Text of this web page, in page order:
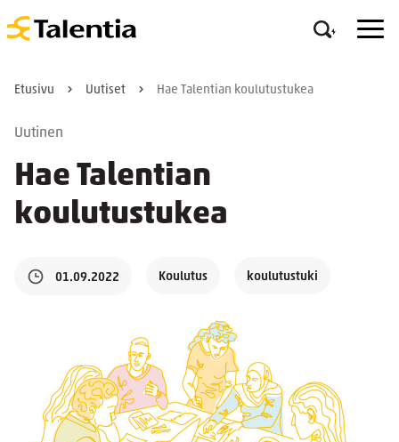
Etusivu Uutiset Hae Talentian koulutustukea
Uutinen
Hae Talentian
koulutustukea
01.09.2022 Koulutus koulutustuki